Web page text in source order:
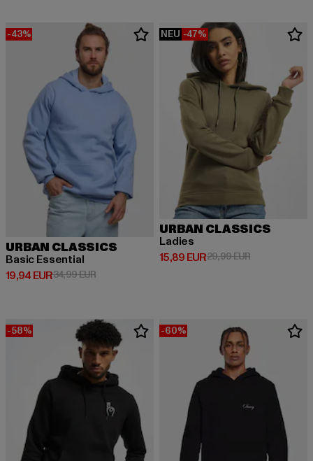
-43%
URBAN CLASSICS
Basic Essential
19,94 EUR
Derzeitiger Preis: 19,94 EUR
34,99 EURAktionspreis: 34,99 EUR
NEU -47%
URBAN CLASSICS
Ladies
15,89 EUR
Derzeitiger Preis: 15,89 EUR
29,99 EURAktionspreis:
-58% -60%